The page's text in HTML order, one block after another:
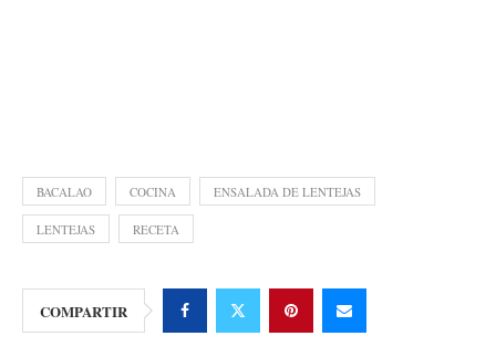
BACALAO COCINA ENSALADA DE LENTEJAS
LENTEJAS RECETA
COMPARTIR